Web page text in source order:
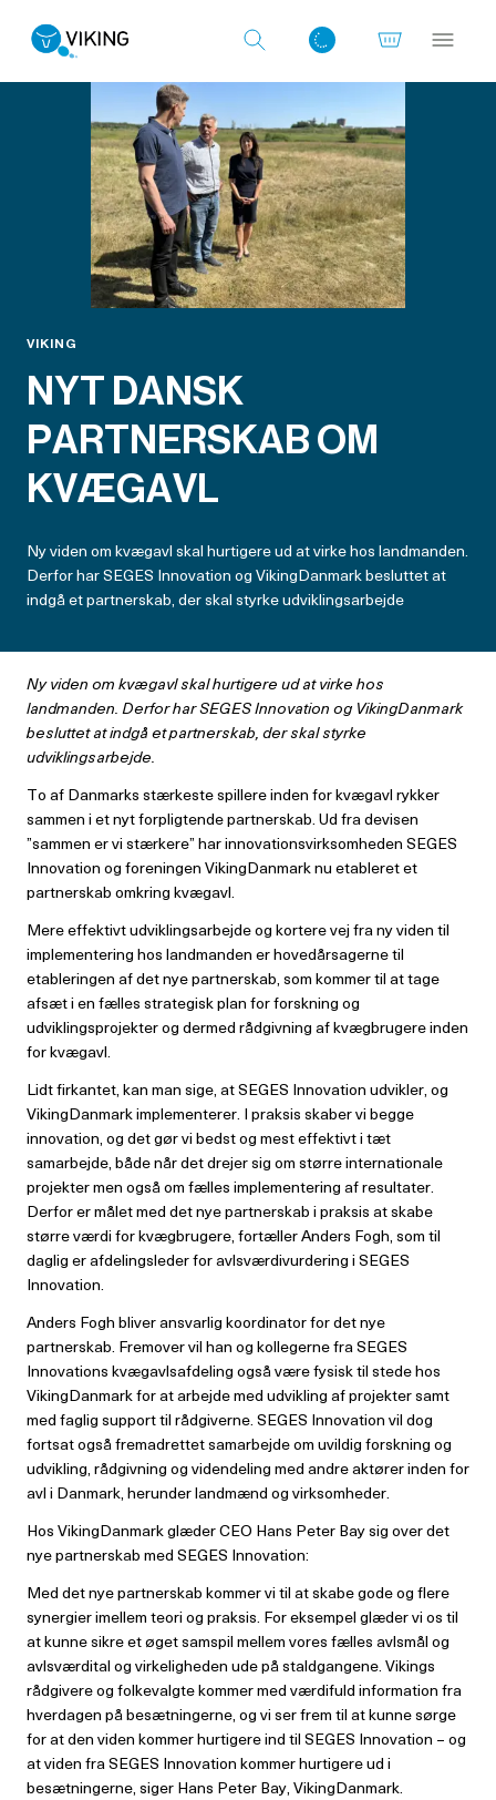
Log ind med det samme
VIKING
NYT DANSK
PARTNERSKAB OM
KVÆGAVL
Ny viden om kvægavl skal hurtigere ud at virke hos landmanden.
Derfor har SEGES Innovation og VikingDanmark besluttet at
indgå et partnerskab, der skal styrke udviklingsarbejde
Ny viden om kvægavl skal hurtigere ud at virke hos
landmanden. Derfor har SEGES Innovation og VikingDanmark
besluttet at indgå et partnerskab, der skal styrke
udviklingsarbejde.
To af Danmarks stærkeste spillere inden for kvægavl rykker
sammen i et nyt forpligtende partnerskab. Ud fra devisen
”sammen er vi stærkere” har innovationsvirksomheden SEGES
Innovation og foreningen VikingDanmark nu etableret et
partnerskab omkring kvægavl.
Mere effektivt udviklingsarbejde og kortere vej fra ny viden til
implementering hos landmanden er hovedårsagerne til
etableringen af det nye partnerskab, som kommer til at tage
afsæt i en fælles strategisk plan for forskning og
udviklingsprojekter og dermed rådgivning af kvægbrugere inden
for kvægavl.
Lidt firkantet, kan man sige, at SEGES Innovation udvikler, og
VikingDanmark implementerer. I praksis skaber vi begge
innovation, og det gør vi bedst og mest effektivt i tæt
samarbejde, både når det drejer sig om større internationale
projekter men også om fælles implementering af resultater.
Derfor er målet med det nye partnerskab i praksis at skabe
større værdi for kvægbrugere, fortæller Anders Fogh, som til
daglig er afdelingsleder for avlsværdivurdering i SEGES
Innovation.
Anders Fogh bliver ansvarlig koordinator for det nye
partnerskab. Fremover vil han og kollegerne fra SEGES
Innovations kvægavlsafdeling også være fysisk til stede hos
VikingDanmark for at arbejde med udvikling af projekter samt
med faglig support til rådgiverne. SEGES Innovation vil dog
fortsat også fremadrettet samarbejde om uvildig forskning og
udvikling, rådgivning og videndeling med andre aktører inden for
avl i Danmark, herunder landmænd og virksomheder.
Hos VikingDanmark glæder CEO Hans Peter Bay sig over det
nye partnerskab med SEGES Innovation:
Med det nye partnerskab kommer vi til at skabe gode og flere
synergier imellem teori og praksis. For eksempel glæder vi os til
at kunne sikre et øget samspil mellem vores fælles avlsmål og
avlsværdital og virkeligheden ude på staldgangene. Vikings
rådgivere og folkevalgte kommer med værdifuld information fra
hverdagen på besætningerne, og vi ser frem til at kunne sørge
for at den viden kommer hurtigere ind til SEGES Innovation – og
at viden fra SEGES Innovation kommer hurtigere ud i
besætningerne, siger Hans Peter Bay, VikingDanmark.